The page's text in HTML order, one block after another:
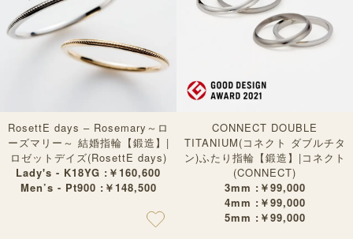
RosettE days – Rosemary～ロ
ーズマリー～ 結婚指輪【鍛造】|
ロゼットデイズ(RosettE days)
Lady's - K18YG :￥160,600
Men’s - Pt900 :￥148,500
CONNECT DOUBLE
TITANIUM(コネクト ダブルチタ
ン)ふたり指輪【鍛造】|コネクト
(CONNECT)
3mm :￥99,000
4mm :￥99,000
5mm :￥99,000